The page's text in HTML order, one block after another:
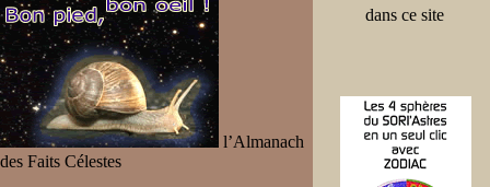
dans ce site
l’Almanach
des Faits Célestes